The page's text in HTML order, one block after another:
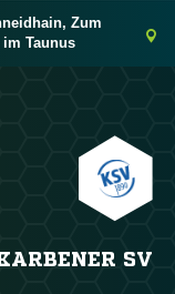
Zum
im Taunus
SV